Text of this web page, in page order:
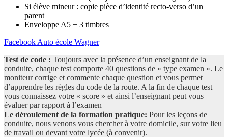
Si élève mineur : copie pièce d’identité recto-verso d’un
parent
Enveloppe A5 + 3 timbres
Facebook Auto école Wagner
Test de code : Toujours avec la présence d’un enseignant de la
conduite, chaque test comporte 40 questions de « type examen ». Le
moniteur corrige et commente chaque question et vous permet
d’apprendre les règles du code de la route. A la fin de chaque test
vous connaissez votre « score » et ainsi l’enseignant peut vous
évaluer par rapport à l’examen
Le déroulement de la formation pratique: Pour les leçons de
conduite, nous venons vous chercher à votre domicile, sur votre lieu
de travail ou devant votre lycée (à convenir).